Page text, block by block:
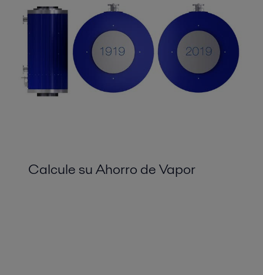
Calcule su Ahorro de Vapor